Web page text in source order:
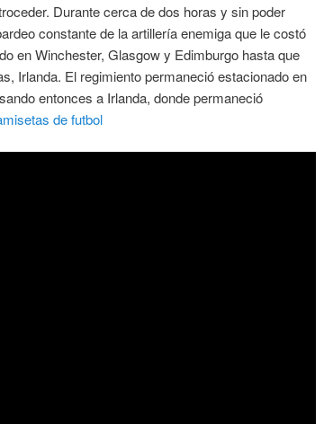
Durante cerca de dos horas y sin poder
constante de la artillería enemiga que le costó
en Winchester, Glasgow y Edimburgo hasta que
Irlanda. El regimiento permaneció estacionado en
entonces a Irlanda, donde permaneció
de futbol